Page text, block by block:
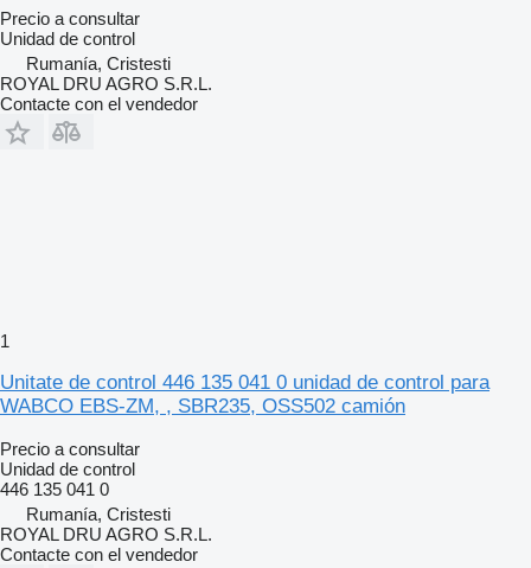
Precio a consultar
Unidad de control
Rumanía, Cristesti
ROYAL DRU AGRO S.R.L.
Contacte con el vendedor
1
Unitate de control 446 135 041 0 unidad de control para
WABCO EBS-ZM, , SBR235, OSS502 camión
Precio a consultar
Unidad de control
446 135 041 0
Rumanía, Cristesti
ROYAL DRU AGRO S.R.L.
Contacte con el vendedor